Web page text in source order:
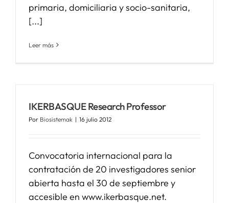
primaria, domiciliaria y socio-sanitaria,
[...]
Leer más
IKERBASQUE Research Professor
Por Biosistemak | 16 julio 2012
Convocatoria internacional para la
contratación de 20 investigadores senior
abierta hasta el 30 de septiembre y
accesible en www.ikerbasque.net.